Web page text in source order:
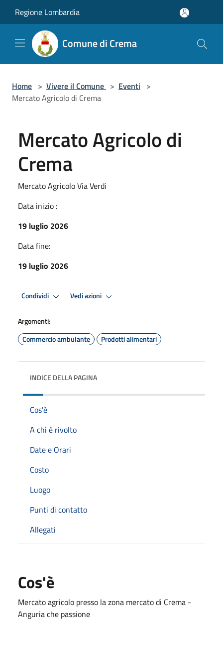
Regione Lombardia
Comune di Crema
Home > Vivere il Comune > Eventi >
Mercato Agricolo di Crema
Mercato Agricolo di
Crema
Mercato Agricolo Via Verdi
Data inizio :
19 luglio 2026
Data fine:
19 luglio 2026
Condividi Vedi azioni
Argomenti:
Commercio ambulante
Prodotti alimentari
INDICE DELLA PAGINA
Cos'è
A chi è rivolto
Date e Orari
Costo
Luogo
Punti di contatto
Allegati
Cos'è
Mercato agricolo presso la zona mercato di Crema -
Anguria che passione